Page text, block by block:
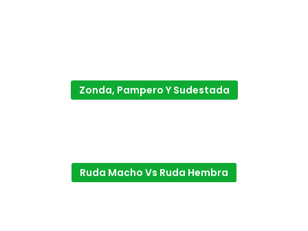
Zonda, Pampero Y Sudestada
Ruda Macho Vs Ruda Hembra